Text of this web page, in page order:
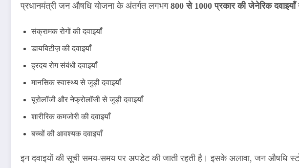
प्रधानमंत्री जन औषधि योजना के अंतर्गत लगभग 800 से 1000 प्रकार की जेनेरिक दवाइयाँ
संक्रामक रोगों की दवाइयाँ
डायबिटीज़ की दवाइयाँ
ह्रदय रोग संबंधी दवाइयाँ
मानसिक स्वास्थ्य से जुड़ी दवाइयाँ
यूरोलॉजी और नेफ्रोलॉजी से जुड़ी दवाइयाँ
शारीरिक कमजोरी की दवाइयाँ
बच्चों की आवश्यक दवाइयाँ
इन दवाइयों की सूची समय-समय पर अपडेट की जाती रहती है। इसके अलावा, जन औषधि